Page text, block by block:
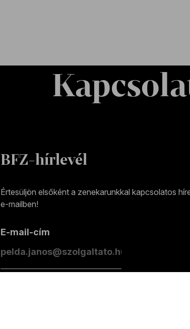
BFZ-hírlevél
Értesüljön elsőként a zenekarunkkal kapcsolatos
e-mailben!
E-mail-cím